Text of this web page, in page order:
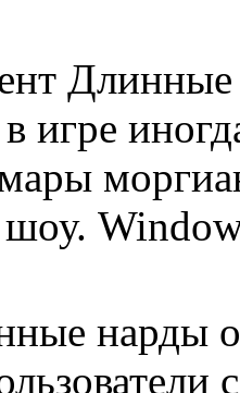
игре
шоу.
нарды